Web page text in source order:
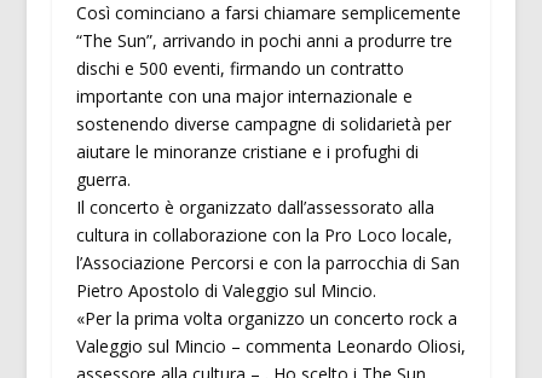
Così cominciano a farsi chiamare semplicemente
“The Sun”, arrivando in pochi anni a produrre tre
dischi e 500 eventi, firmando un contratto
importante con una major internazionale e
sostenendo diverse campagne di solidarietà per
aiutare le minoranze cristiane e i profughi di
guerra.
Il concerto è organizzato dall’assessorato alla
cultura in collaborazione con la Pro Loco locale,
l’Associazione Percorsi e con la parrocchia di San
Pietro Apostolo di Valeggio sul Mincio.
«Per la prima volta organizzo un concerto rock a
Valeggio sul Mincio – commenta Leonardo Oliosi,